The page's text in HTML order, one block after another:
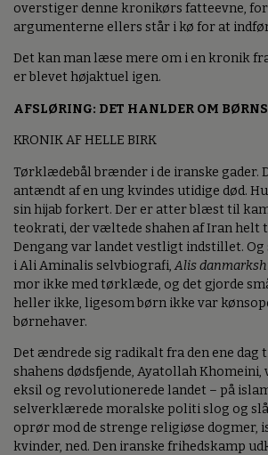
overstiger denne kronikørs fatteevne,
argumenterne ellers står i kø for at
Det kan man læse mere om i en kronik
er blevet højaktuel igen.
AFSLØRING: DET HANLDER OM
KRONIK AF HELLE BIRK
Tørklædebål brænder i de iranske gader.
antændt af en ung kvindes utidige død.
sin hijab forkert. Der er atter blæst til
teokrati, der væltede shahen af Iran helt
Dengang var landet vestligt indstillet.
i Ali Aminalis selvbiografi,Alis
mor ikke med tørklæde, og det gjorde
heller ikke, ligesom børn ikke var
børnehaver.
Det ændrede sig radikalt fra den ene dag
shahens dødsfjende, Ayatollah Khomeini,
eksil og revolutionerede landet – på
selverklærede moralske politi slog og
oprør mod de strenge religiøse dogmer,
kvinder, ned. Den iranske frihedskamp